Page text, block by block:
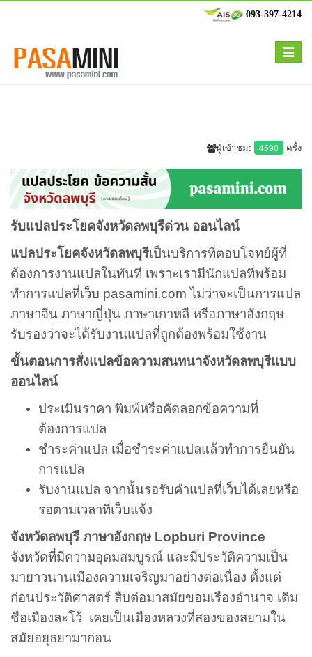
093-397-4214
Toggle
ผู้เข้าชม: 4590 ครั้ง
รับแปลประโยคจังหวัดลพบุรีด่วน ออนไลน์
แปลประโยคจังหวัดลพบุรีเป็นบริการที่ตอบโจทย์ผู้ที่
ต้องการงานแปลในทันที เพราะเรามีนักแปลที่พร้อม
ทำการแปลที่เว็บ pasamini.com ไม่ว่าจะเป็นการแปล
ภาษาจีน ภาษาญี่ปุ่น ภาษาเกาหลี หรือภาษาอังกฤษ
รับรองว่าจะได้รับงานแปลที่ถูกต้องพร้อมใช้งาน
ขั้นตอนการสั่งแปลข้อความสนทนาจังหวัดลพบุรีแบบ
ออนไลน์
ประเมินราคา พิมพ์หรือคัดลอกข้อความที่
ต้องการแปล
ชำระค่าแปล เมื่อชำระค่าแปลแล้วทำการยืนยัน
การแปล
รับงานแปล จากนั้นรอรับคำแปลที่เว็บได้เลยหรือ
รอตามเวลาที่เว็บแจ้ง
จังหวัดลพบุรี ภาษาอังกฤษ Lopburi Province
จังหวัดที่มีความอุดมสมบูรณ์ และมีประวัติความเป็น
มายาวนานเมืองความเจริญมาอย่างต่อเนื่อง ตั้งแต่
ก่อนประวัติศาสตร์ สืบต่อมาสมัยขอมเรืองอำนาจ เดิม
ชื่อเมืองละโว้ เคยเป็นเมืองหลวงที่สองของสยามใน
สมัยอยุธยามาก่อน